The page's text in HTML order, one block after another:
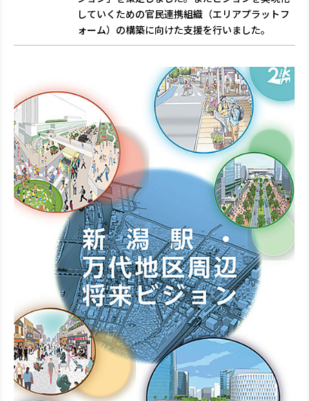
していくための官民連携組織（エリアプラットフ
ォーム）の構築に向けた支援を行いました。